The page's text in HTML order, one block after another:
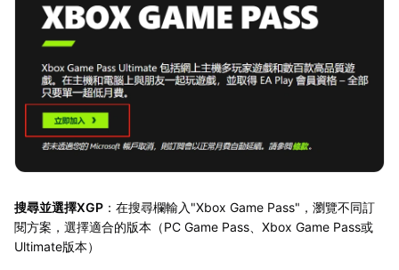
搜尋並選擇XGP ：在搜尋欄輸入"Xbox Game Pass"，瀏覽不同訂
閱方案，選擇適合的版本（PC Game Pass、Xbox Game Pass或
Ultimate版本）